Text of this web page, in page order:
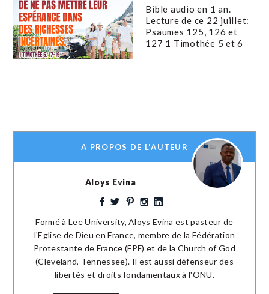
Bible audio en 1 an.
Lecture de ce 22 juillet:
Psaumes 125, 126 et
127 1 Timothée 5 et 6
A PROPOS DE L'AUTEUR
Aloys Evina
Formé à Lee University, Aloys Evina est pasteur de
l'Eglise de Dieu en France, membre de la Fédération
Protestante de France (FPF) et de la Church of God
(Cleveland, Tennessee). Il est aussi défenseur des
libertés et droits fondamentaux à l'ONU.